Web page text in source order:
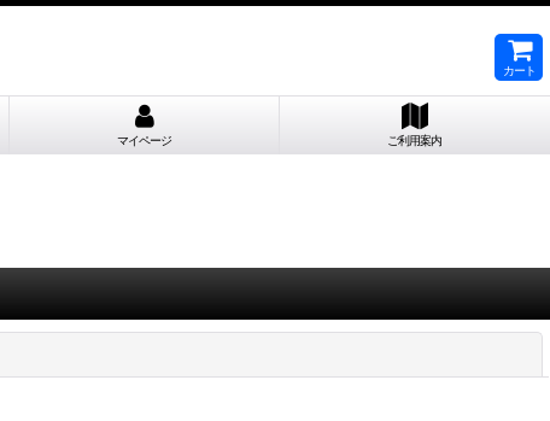
カート
マイページ ご利用案内